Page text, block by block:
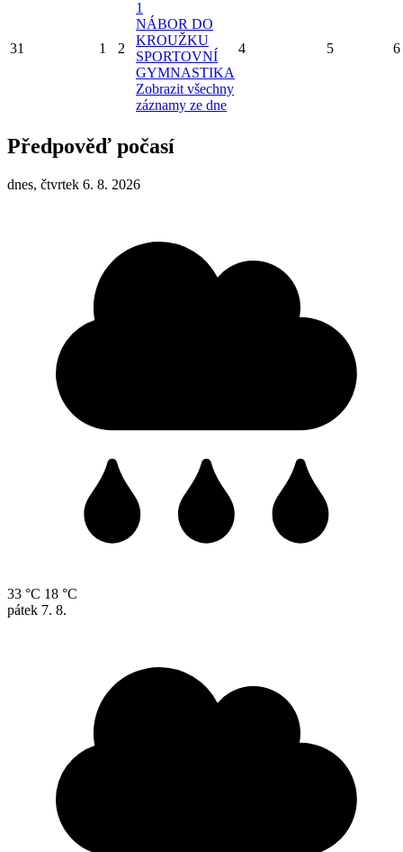
31 1 2
1
NÁBOR DO
KROUŽKU
SPORTOVNÍ
GYMNASTIKA
Zobrazit všechny
záznamy ze dne
4 5 6
Předpověď počasí
dnes, čtvrtek 6. 8. 2026
33 °C 18 °C
pátek 7. 8.